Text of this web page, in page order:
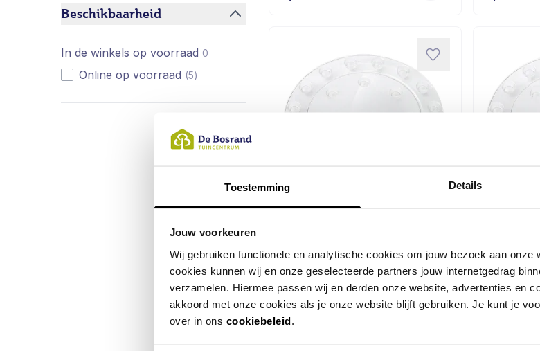
Toestemming Details
Jouw voorkeuren
Wij gebruiken functionele en analytische cookies om jouw bezoek aan
cookies kunnen wij en onze geselecteerde partners jouw internetgedrag
verzamelen. Hiermee passen wij en derden onze website, advertenties en
akkoord met onze cookies als je onze website blijft gebruiken. Je kunt je
over in ons cookiebeleid.
Beschikbaarheid
In de winkels op voorraad 0
Online op voorraad (5beschikbare producten
)
Elho Floorprotector
Rond Transparant 13 x
1 cm
3,99
Elho
Rond
2 cm